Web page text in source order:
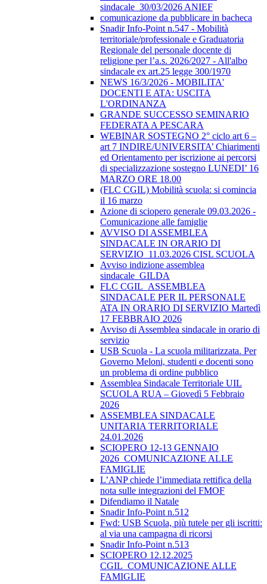
sindacale_30/03/2026 ANIEF
comunicazione da pubblicare in bacheca
Snadir Info-Point n.547 - Mobilità
territoriale/professionale e Graduatoria
Regionale del personale docente di
religione per l’a.s. 2026/2027 - All'albo
sindacale ex art.25 legge 300/1970
NEWS 16/3/2026 - MOBILITA'
DOCENTI E ATA: USCITA
L'ORDINANZA
GRANDE SUCCESSO SEMINARIO
FEDERATA A PESCARA
WEBINAR SOSTEGNO 2° ciclo art 6 –
art 7 INDIRE/UNIVERSITA’ Chiarimenti
ed Orientamento per iscrizione ai percorsi
di specializzazione sostegno LUNEDI’ 16
MARZO ORE 18.00
(FLC CGIL) Mobilità scuola: si comincia
il 16 marzo
Azione di sciopero generale 09.03.2026 -
Comunicazione alle famiglie
AVVISO DI ASSEMBLEA
SINDACALE IN ORARIO DI
SERVIZIO_11.03.2026 CISL SCUOLA
Avviso indizione assemblea
sindacale_GILDA
FLC CGIL_ASSEMBLEA
SINDACALE PER IL PERSONALE
ATA IN ORARIO DI SERVIZIO Martedì
17 FEBBRAIO 2026
Avviso di Assemblea sindacale in orario di
servizio
USB Scuola - La scuola militarizzata. Per
Governo Meloni, studenti e docenti sono
un problema di ordine pubblico
Assemblea Sindacale Territoriale UIL
SCUOLA RUA – Giovedì 5 Febbraio
2026
ASSEMBLEA SINDACALE
UNITARIA TERRITORIALE
24.01.2026
SCIOPERO 12-13 GENNAIO
2026_COMUNICAZIONE ALLE
FAMIGLIE
L’ANP chiede l’immediata rettifica della
nota sulle integrazioni del FMOF
Difendiamo il Natale
Snadir Info-Point n.512
Fwd: USB Scuola, più tutele per gli iscritti:
al via una campagna di ricorsi
Snadir Info-Point n.513
SCIOPERO 12.12.2025
CGIL_COMUNICAZIONE ALLE
FAMIGLIE